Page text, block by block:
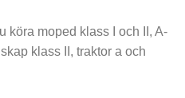
köra moped klass I och II, A-
klass II, traktor a och